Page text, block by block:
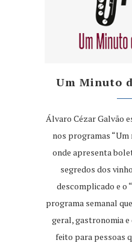
Um Minuto
Álvaro Cézar Galvão
nos programas
onde apresenta
segredos dos
descomplicado e o
programa semanal
geral, gastronomia
feito para pessoas